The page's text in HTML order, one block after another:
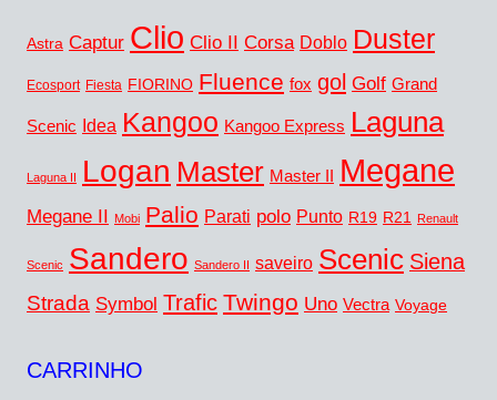
Astra Captur Clio Clio II Corsa Doblo Duster
Ecosport Fiesta FIORINO Fluence fox gol Golf Grand
Scenic Idea Kangoo Kangoo Express Laguna
Laguna II Logan Master Master II Megane
Megane II Mobi Palio Parati polo Punto R19 R21 Renault
Scenic Sandero Sandero II saveiro Scenic Siena
Strada Symbol Trafic Twingo Uno Vectra Voyage
CARRINHO